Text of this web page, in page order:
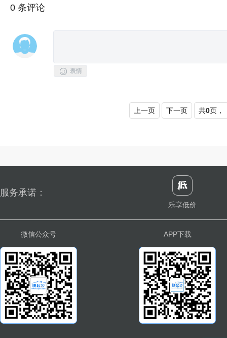
0 条评论
 表情
上一页 下一页 共0页，
服务承诺：
乐享低价
微信公众号 APP下载